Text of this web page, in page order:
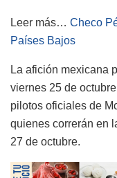
Leer más… Checo
Países Bajos
La afición mexicana
viernes 25 de
pilotos oficiales de
quienes correrán en
27 de octubre.